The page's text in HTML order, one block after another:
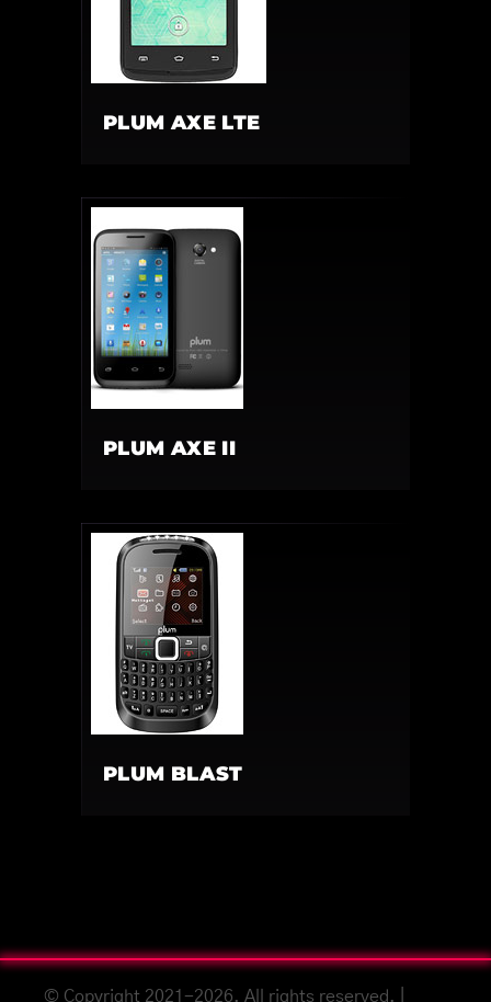
PLUM AXE LTE
PLUM AXE II
PLUM BLAST
© Copyright 2021-2026. All rights reserved. |